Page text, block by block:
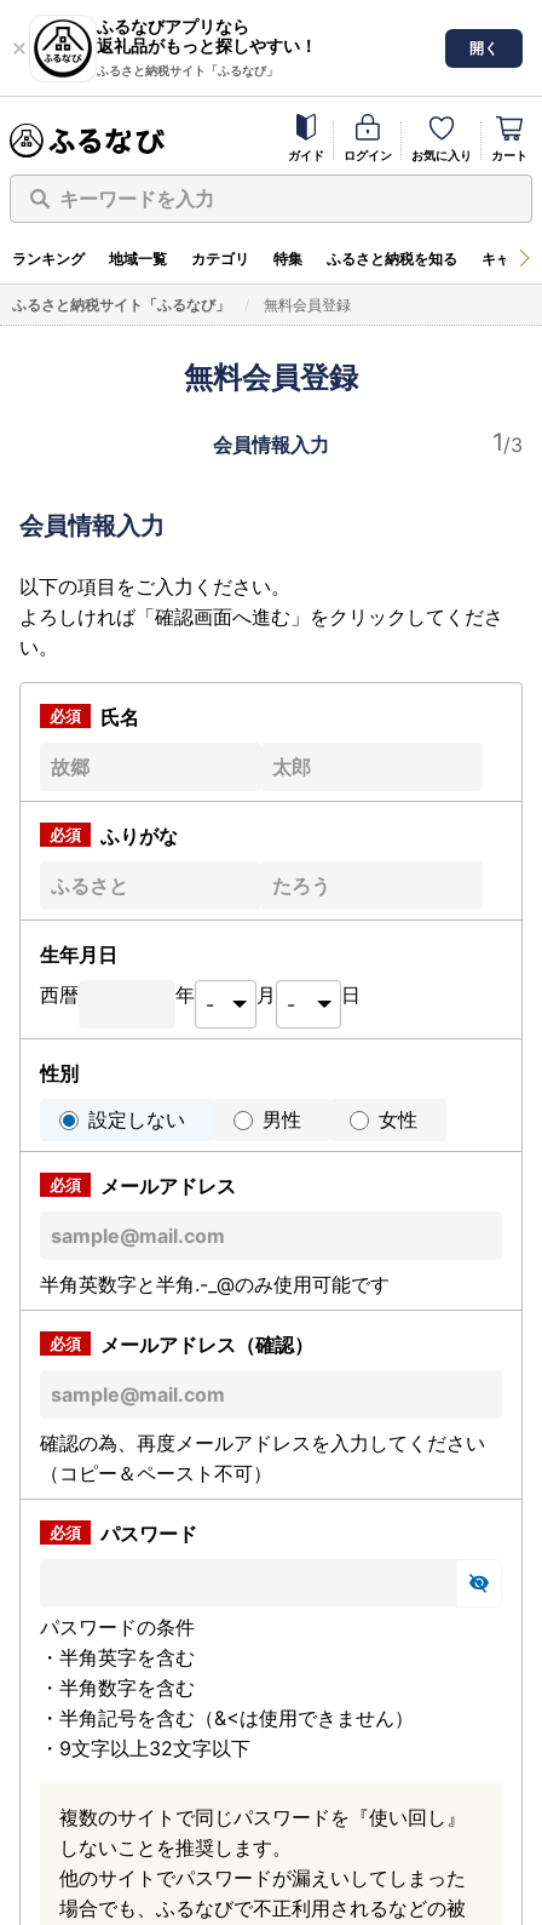
ふるなびアプリなら
返礼品がもっと探しやすい！
ふるさと納税サイト「ふるなび」
開く
ガイド ログイン お気に入り カート
キーワードを入力
ランキング 地域一覧 カテゴリ 特集 ふるさと納税を知る キャン
ふるさと納税サイト「ふるなび」 無料会員登録
無料会員登録
会員情報入力
会員情報入力
以下の項目をご入力ください。
よろしければ「確認画面へ進む」をクリックしてくださ
い。
氏名
ふりがな
生年月日
西暦
年 月 日
性別
設定しない
男性 女性
メールアドレス
半角英数字と半角.-_@のみ使用可能です
メールアドレス（確認）
確認の為、再度メールアドレスを入力してください
（コピー＆ペースト不可）
パスワード
パスワードの条件
・半角英字を含む
・半角数字を含む
・半角記号を含む（&<は使用できません）
・9文字以上32文字以下
複数のサイトで同じパスワードを『使い回し』
しないことを推奨します。
他のサイトでパスワードが漏えいしてしまった
場合でも、ふるなびで不正利用されるなどの被